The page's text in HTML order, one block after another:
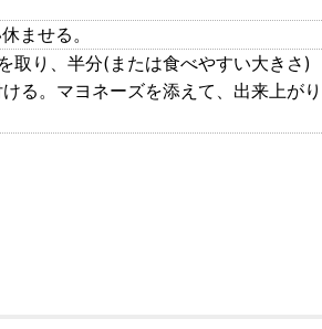
ませる。
取り、半分(または食べやすい大きさ)
る。マヨネーズを添えて、出来上がり